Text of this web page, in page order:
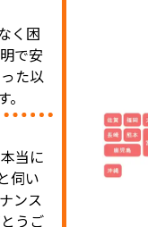
く困
で安
た以
当に
伺い
ンス
うご